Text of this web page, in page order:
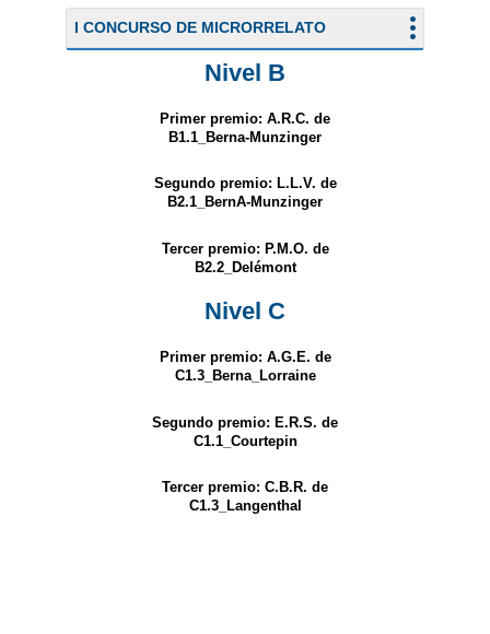
I CONCURSO DE MICRORRELATO
Nivel B
Primer premio: A.R.C. de
B1.1_Berna-Munzinger
Segundo premio: L.L.V. de
B2.1_BernA-Munzinger
Tercer premio: P.M.O. de
B2.2_Delémont
Nivel C
Primer premio: A.G.E. de
C1.3_Berna_Lorraine
Segundo premio: E.R.S. de
C1.1_Courtepin
Tercer premio: C.B.R. de
C1.3_Langenthal